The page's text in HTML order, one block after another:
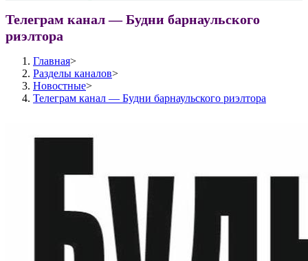
Телеграм канал — Будни барнаульского
риэлтора
Главная>
Разделы каналов>
Новостные>
Телеграм канал — Будни барнаульского риэлтора